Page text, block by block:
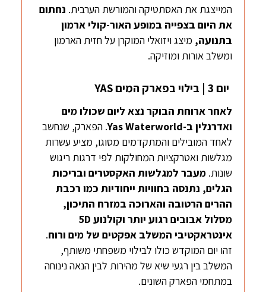
המייצגת את האסתטיקה והמורשת הערבית. נחתום
את היום בצפייה במופע האור-קולי ארמון
בתנועה, מיצג ויזואלי המוקרן על חזית הארמון
ומשלב אורות ומוזיקה.
יום 3 | בילוי בפארק המים YAS
לאחר ארוחת הבוקר נצא ליום שכולו מים
ואדרנלין ב-
YasWaterworld
. הפארק, שנחשב
לאחד המובילים והמתקדמים מסוגו, מציע עשרות
מגלשות ואטרקציות המחולקות לפי דרגות ריגוש
שונות.מעבר למגלשות האקסטרים ובריכות
הגלים, נתנסה בחוויות ייחודיות כמו רכבת
ההרים הרטובה והארוכה במזרח התיכון,
מסלול אבובים רגוע יותר וקולנוע 5 D
אינטראקטיבי המשלב אפקטים של מים ורוח.
זהו יום המוקדש כולו לבילוי משפחתי משותף,
המשלב בין רגעי שיא של מהירות לבין הנאה נינוחה
במתחמי הפארק השונים.